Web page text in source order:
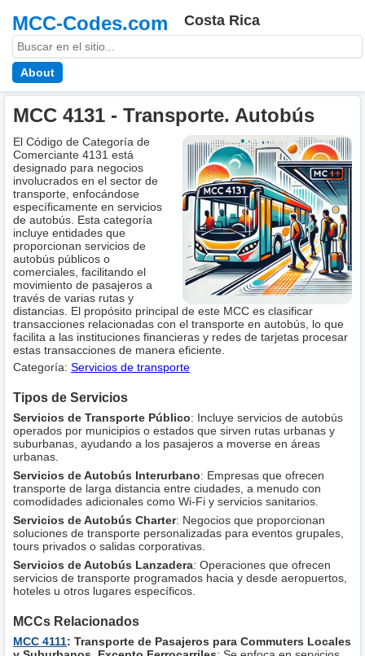
MCC-Codes.com Costa Rica
About
MCC 4131 - Transporte. Autobús
El Código de Categoría de
Comerciante 4131 está
designado para negocios
involucrados en el sector de
transporte, enfocándose
específicamente en servicios
de autobús. Esta categoría
incluye entidades que
proporcionan servicios de
autobús públicos o
comerciales, facilitando el
movimiento de pasajeros a
través de varias rutas y
distancias. El propósito principal de este MCC es clasificar
transacciones relacionadas con el transporte en autobús, lo que
facilita a las instituciones financieras y redes de tarjetas procesar
estas transacciones de manera eficiente.
Categoría: Servicios de transporte
Tipos de Servicios
Servicios de Transporte Público: Incluye servicios de autobús
operados por municipios o estados que sirven rutas urbanas y
suburbanas, ayudando a los pasajeros a moverse en áreas
urbanas.
Servicios de Autobús Interurbano: Empresas que ofrecen
transporte de larga distancia entre ciudades, a menudo con
comodidades adicionales como Wi-Fi y servicios sanitarios.
Servicios de Autobús Charter: Negocios que proporcionan
soluciones de transporte personalizadas para eventos grupales,
tours privados o salidas corporativas.
Servicios de Autobús Lanzadera: Operaciones que ofrecen
servicios de transporte programados hacia y desde aeropuertos,
hoteles u otros lugares específicos.
MCCs Relacionados
MCC 4111: Transporte de Pasajeros para Commuters Locales